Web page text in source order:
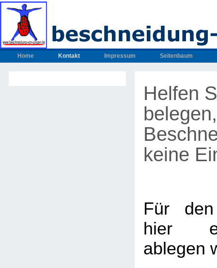
Home Kontakt Impressum Seitenbaum
Helfen
keine
Für den
hier
ablegen